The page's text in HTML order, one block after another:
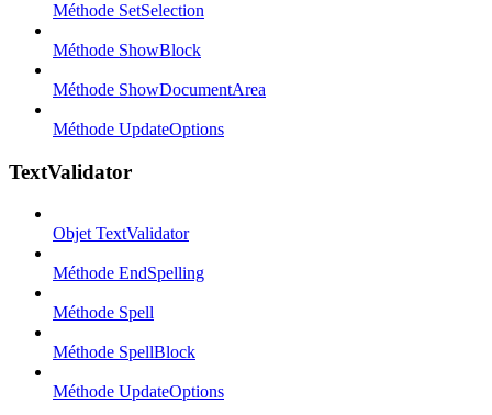
Méthode SetSelection
Méthode ShowBlock
Méthode ShowDocumentArea
Méthode UpdateOptions
TextValidator
Objet TextValidator
Méthode EndSpelling
Méthode Spell
Méthode SpellBlock
Méthode UpdateOptions